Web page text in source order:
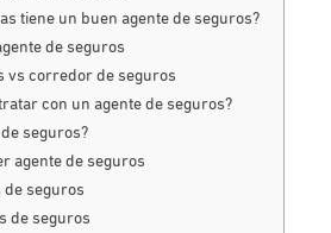
tiene un buen agente de seguros?
de seguros
vs corredor de seguros
con un agente de seguros?
seguros?
agente de seguros
de seguros
de seguros